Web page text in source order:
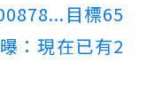
目標65
：現在已有2